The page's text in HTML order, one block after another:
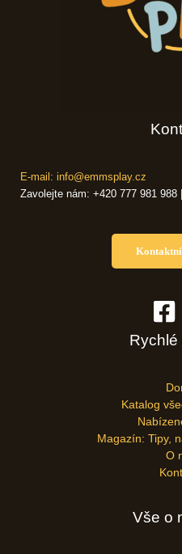
E-mail: info@emmsplay.cz
Zavolejte nám: +420 777 981 988
Katalog
Magazín: Tipy,
O
Vše o